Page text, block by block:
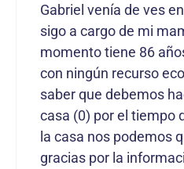
Gabriel venía de ves
sigo a cargo de mi
momento tiene 86
con ningún recurso
saber que debemos
casa (0) por el tiempo
la casa nos podemos
gracias por la